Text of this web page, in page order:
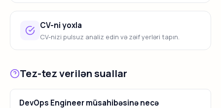
CV-ni yoxla
CV-nizi pulsuz analiz edin və zəif yerləri tapın.
Tez-tez verilən suallar
DevOps Engineer müsahibəsinə necə